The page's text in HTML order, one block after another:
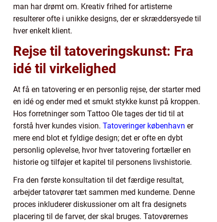
man har drømt om. Kreativ frihed for artisterne
resulterer ofte i unikke designs, der er skræddersyede til
hver enkelt klient.
Rejse til tatoveringskunst: Fra
idé til virkelighed
At få en tatovering er en personlig rejse, der starter med
en idé og ender med et smukt stykke kunst på kroppen.
Hos forretninger som Tattoo Ole tages der tid til at
forstå hver kundes vision. Tatoveringer københavn er
mere end blot et fyldige design; det er ofte en dybt
personlig oplevelse, hvor hver tatovering fortæller en
historie og tilføjer et kapitel til personens livshistorie.
Fra den første konsultation til det færdige resultat,
arbejder tatovører tæt sammen med kunderne. Denne
proces inkluderer diskussioner om alt fra designets
placering til de farver, der skal bruges. Tatovørernes